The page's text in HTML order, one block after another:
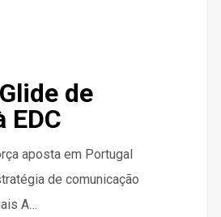
de
EDC
aposta em Portugal
de comunicação
A…